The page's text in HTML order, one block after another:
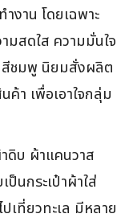
ำงาน โดยเฉพาะ
มสดใส ความมั่นใจ
สีชมพู นิยมสั่งผลิต
า เพื่อเอาใจกลุ่ม
ดิบ ผ้าแคนวาส
นกระเป๋าผ้าใส่
เที่ยวทะเล มีหลาย